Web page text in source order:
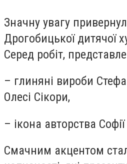
Значну увагу
Дрогобицької дитячої
Серед робіт,
– глиняні вироби
Олесі Сікори,
– ікона авторства
Смачним акцентом